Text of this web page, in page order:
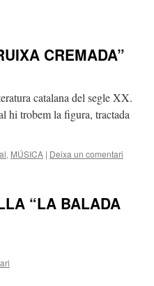
CREMADA”
catalana del segle XX.
hi trobem la figura, tractada
, MÚSICA | Deixa un comentari
“LA BALADA